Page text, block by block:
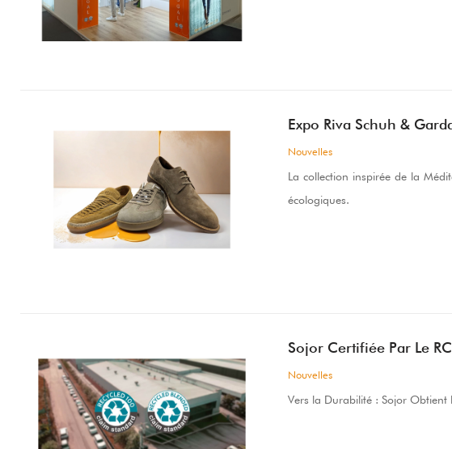
Expo Riva Schuh &
Nouvelles
La collection inspirée de la
écologiques.
Sojor Certifiée Par Le
Nouvelles
Vers la Durabilité : Sojor Obtient